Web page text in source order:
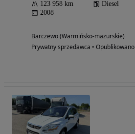
123 958 km Diesel
2008
Barczewo (Warmińsko-mazurskie)
Prywatny sprzedawca • Opublikowano